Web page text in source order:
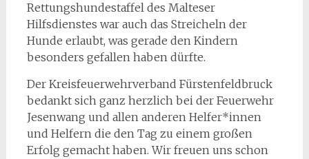
Rettungshundestaffel des Malteser
Hilfsdienstes war auch das Streicheln der
Hunde erlaubt, was gerade den Kindern
besonders gefallen haben dürfte.
Der Kreisfeuerwehrverband Fürstenfeldbruck
bedankt sich ganz herzlich bei der Feuerwehr
Jesenwang und allen anderen Helfer*innen
und Helfern die den Tag zu einem großen
Erfolg gemacht haben. Wir freuen uns schon